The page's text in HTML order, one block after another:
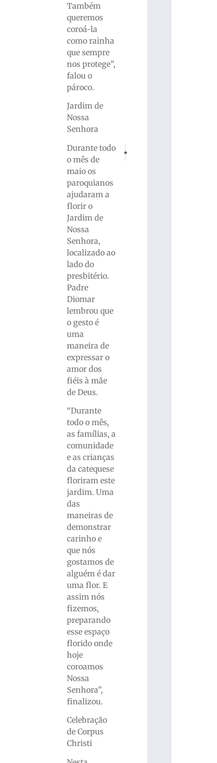
Também
queremos
coroá-la
como rainha
que sempre
nos protege”,
falou o
pároco.
Jardim de
Nossa
Senhora
Durante todo
o mês de
maio os
paroquianos
ajudaram a
florir o
Jardim de
Nossa
Senhora,
localizado ao
lado do
presbitério.
Padre
Diomar
lembrou que
o gesto é
uma
maneira de
expressar o
amor dos
fiéis à mãe
de Deus.
“Durante
todo o mês,
as famílias, a
comunidade
e as crianças
da catequese
floriram este
jardim. Uma
das
maneiras de
demonstrar
carinho e
que nós
gostamos de
alguém é dar
uma flor. E
assim nós
fizemos,
preparando
esse espaço
florido onde
hoje
coroamos
Nossa
Senhora”,
finalizou.
Celebração
de Corpus
Christi
PRÓXIMO